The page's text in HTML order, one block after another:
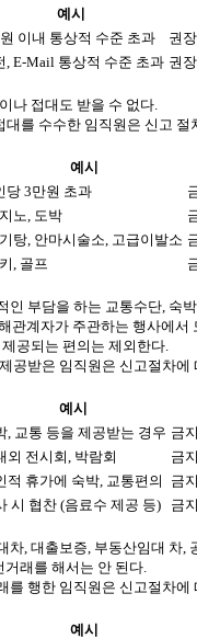
예시
이내 통상적 수준 초과
권
, E-Mail 통상적 수준 초과 권
나 접대도 받을 수 없다.
대를 수수한 임직원은 신고 절
예시
당 3만원 초과
노, 도박
탕, 안마시술소, 고급이발소
, 골프
인 부담을 하는 교통수단, 숙
관계자가 주관하는 행사에서
공되는 편의는 제외한다.
공받은 임직원은 신고절차에
예시
, 교통 등을 제공받는 경우 금지
외 전시회, 박람회
금지
적 휴가에 숙박, 교통편의
금지
시 협찬 (음료수 제공 등)
금지
차, 대출보증, 부동산임대 차,
거래를 해서는 안 된다.
를 행한 임직원은 신고절차에
예시